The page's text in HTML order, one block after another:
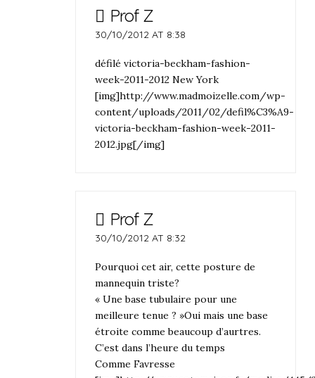
Prof Z
30/10/2012 AT 8:38
défilé victoria-beckham-fashion-
week-2011-2012 New York
[img]http://www.madmoizelle.com/wp-
content/uploads/2011/02/defil%C3%A9-
victoria-beckham-fashion-week-2011-
2012.jpg[/img]
Prof Z
30/10/2012 AT 8:32
Pourquoi cet air, cette posture de
mannequin triste?
« Une base tubulaire pour une
meilleure tenue ? »Oui mais une base
étroite comme beaucoup d’aurtres.
C’est dans l’heure du temps
Comme Favresse